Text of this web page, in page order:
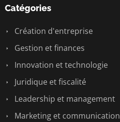
Catégories
Création d'entreprise
Gestion et finances
Innovation et technologie
Juridique et fiscalité
Leadership et management
Marketing et communication